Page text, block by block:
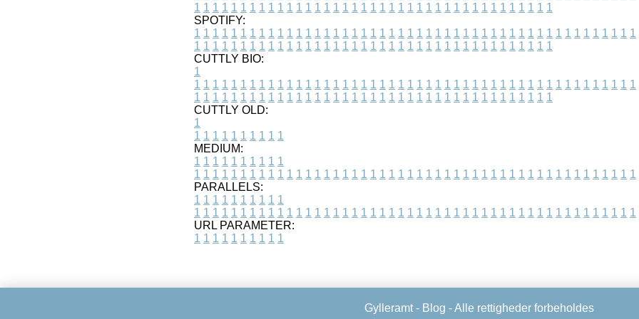
1 1 1 1 1 1 1 1 1 1 1 1 1 1 1 1 1 1 1 1 1 1 1 1 1 1 1 1 1 1 1 1 1 1 1 1 1 1 1
SPOTIFY:
1 1 1 1 1 1 1 1 1 1 1 1 1 1 1 1 1 1 1 1 1 1 1 1 1 1 1 1 1 1 1 1 1 1 1 1 1 1 1 1 1 1 1 1 1 1 1 1
1 1 1 1 1 1 1 1 1 1 1 1 1 1 1 1 1 1 1 1 1 1 1 1 1 1 1 1 1 1 1 1 1 1 1 1 1 1 1
CUTTLY BIO:
1
1 1 1 1 1 1 1 1 1 1 1 1 1 1 1 1 1 1 1 1 1 1 1 1 1 1 1 1 1 1 1 1 1 1 1 1 1 1 1 1 1 1 1 1 1 1 1 1
1 1 1 1 1 1 1 1 1 1 1 1 1 1 1 1 1 1 1 1 1 1 1 1 1 1 1 1 1 1 1 1 1 1 1 1 1 1 1
CUTTLY OLD:
1
1 1 1 1 1 1 1 1 1 1
MEDIUM:
1 1 1 1 1 1 1 1 1 1
1 1 1 1 1 1 1 1 1 1 1 1 1 1 1 1 1 1 1 1 1 1 1 1 1 1 1 1 1 1 1 1 1 1 1 1 1 1 1 1 1 1 1 1 1 1 1 1
PARALLELS:
1 1 1 1 1 1 1 1 1 1
1 1 1 1 1 1 1 1 1 1 1 1 1 1 1 1 1 1 1 1 1 1 1 1 1 1 1 1 1 1 1 1 1 1 1 1 1 1 1 1 1 1 1 1 1 1 1 1
URL PARAMETER:
1 1 1 1 1 1 1 1 1 1
Gylleramt - Blog - Alle rettigheder forbeholdes